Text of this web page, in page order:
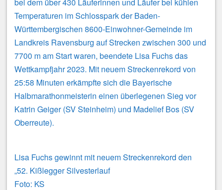
Temperaturen im Schlosspark der Baden-
Württembergischen 8600-Einwohner-Gemeinde im
Landkreis Ravensburg auf Strecken zwischen 300 und
7700 m am Start waren, beendete Lisa Fuchs das
Wettkampfjahr 2023. Mit neuem Streckenrekord von
25:58 Minuten erkämpfte sich die Bayerische
Halbmarathonmeisterin einen überlegenen Sieg vor
Katrin Geiger (SV Steinheim) und Madelief Bos (SV
Oberreute).
Lisa Fuchs gewinnt mit neuem Streckenrekord den
„52. Kißlegger Silvesterlauf
Foto: KS